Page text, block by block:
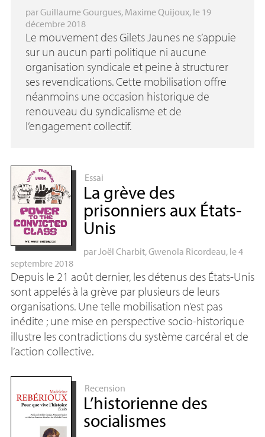
parGuillaume Gourgues, Maxime Quijoux, le 19
décembre 2018
Le mouvement des Gilets Jaunes ne s’appuie
sur un aucun parti politique ni aucune
organisation syndicale et peine à structurer
ses revendications. Cette mobilisation offre
néanmoins une occasion historique de
renouveau du syndicalisme et de
l’engagement collectif.
Essai
La grève des
prisonniers aux États-
Unis
par Joël Charbit,Gwenola Ricordeau, le 4
septembre 2018
Depuis le 21 août dernier, les détenus des États-Unis
sont appelés à la grève par plusieurs de leurs
organisations. Une telle mobilisation n’est pas
inédite ; une mise en perspective socio-historique
illustre les contradictions du système carcéral et de
l’action collective.
Recension
L’historienne des
socialismes